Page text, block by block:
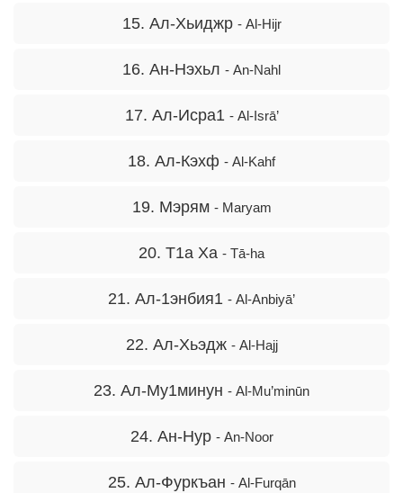
15. Ал-Хьиджр - Al-Hijr
16. Ан-Нэхьл - An-Nahl
17. Ал-Исра1 - Al-Isrā’
18. Ал-Кэхф - Al-Kahf
19. Мэрям - Maryam
20. Т1а Ха - Tā-ha
21. Ал-1энбия1 - Al-Anbiyā’
22. Ал-Хьэдж - Al-Hajj
23. Ал-Му1минун - Al-Mu’minūn
24. Ан-Нур - An-Noor
25. Ал-Фуркъан - Al-Furqān